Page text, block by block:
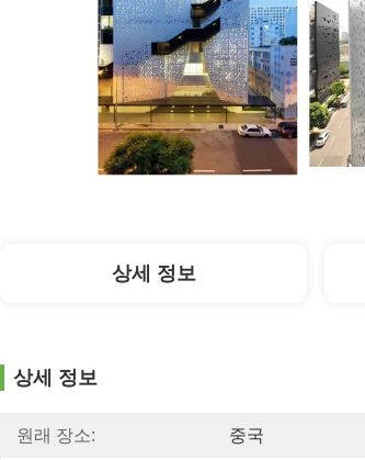
상세 정보
상세 정보
원래 장소: 중국